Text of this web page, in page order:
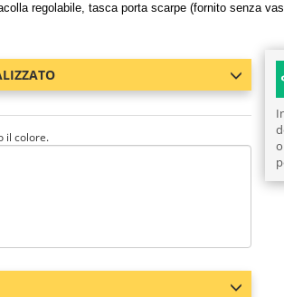
regolabile, tasca porta scarpe (fornito senza
il colore.